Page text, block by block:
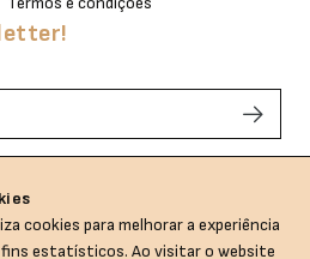
cookies para melhorar a experiência
fins estatísticos. Ao visitar o website